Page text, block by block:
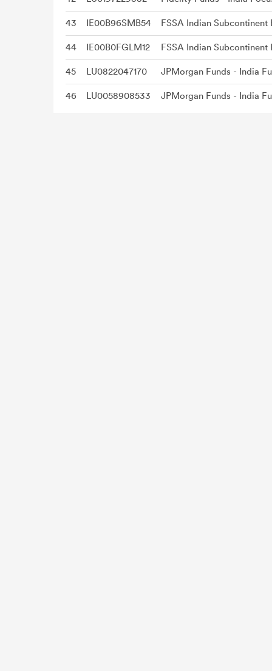
43 IE00B96SMB54 FSSA Indian
44 IE00B0FGLM12 FSSA Indian
45 LU0822047170
46 LU0058908533